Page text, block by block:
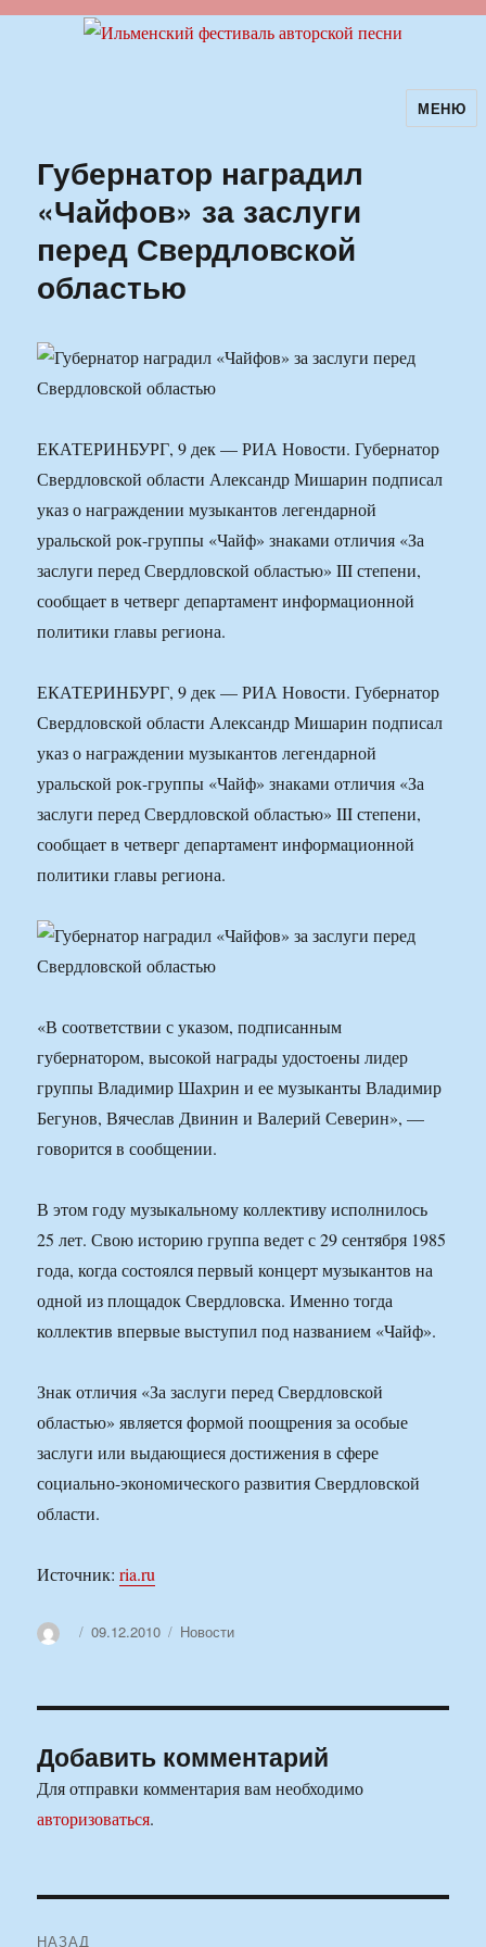
Ильменский фестиваль авторской
песни
МЕНЮ
Губернатор наградил
«Чайфов» за заслуги
перед Свердловской
областью
ЕКАТЕРИНБУРГ, 9 дек — РИА Новости. Губернатор
Свердловской области Александр Мишарин подписал
указ о награждении музыкантов легендарной
уральской рок-группы «Чайф» знаками отличия «За
заслуги перед Свердловской областью» III степени,
сообщает в четверг департамент информационной
политики главы региона.
ЕКАТЕРИНБУРГ, 9 дек — РИА Новости. Губернатор
Свердловской области Александр Мишарин подписал
указ о награждении музыкантов легендарной
уральской рок-группы «Чайф» знаками отличия «За
заслуги перед Свердловской областью» III степени,
сообщает в четверг департамент информационной
политики главы региона.
«В соответствии с указом, подписанным
губернатором, высокой награды удостоены лидер
группы Владимир Шахрин и ее музыканты Владимир
Бегунов, Вячеслав Двинин и Валерий Северин», —
говорится в сообщении.
В этом году музыкальному коллективу исполнилось
25 лет. Свою историю группа ведет с 29 сентября 1985
года, когда состоялся первый концерт музыкантов на
одной из площадок Свердловска. Именно тогда
коллектив впервые выступил под названием «Чайф».
Знак отличия «За заслуги перед Свердловской
областью» является формой поощрения за особые
заслуги или выдающиеся достижения в сфере
социально-экономического развития Свердловской
области.
Источник:ria.ru
АвторОпубликовано
09.12.2010 Рубрики
Новости
Добавить комментарий
Для отправки комментария вам необходимо
авторизоваться.
НАЗАД